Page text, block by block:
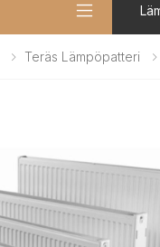
Teräs Lämpöpatteri